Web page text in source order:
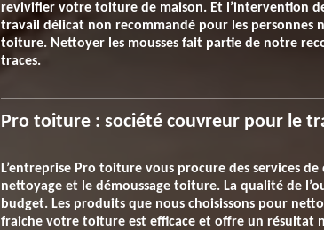
revivifier votre toiture de maison. Et l’intervention
travail délicat non recommandé pour les personnes
toiture. Nettoyer les mousses fait partie de notre
traces.
Pro toiture : société couvreur pour le
L’entreprise Pro toiture vous procure des services
nettoyage et le démoussage toiture. La qualité de
budget. Les produits que nous choisissons pour
fraiche votre toiture est efficace et offre un résultat